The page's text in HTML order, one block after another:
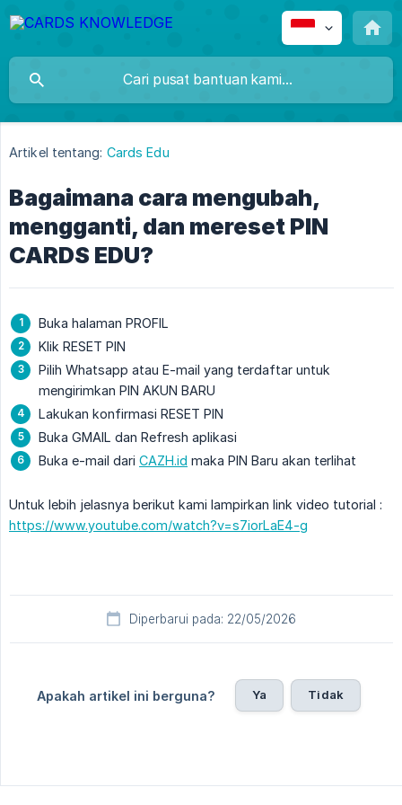
Artikel tentang: Cards Edu
Bagaimana cara mengubah,
mengganti, dan mereset PIN
CARDS EDU?
Buka halaman PROFIL
Klik RESET PIN
Pilih Whatsapp atau E-mail yang terdaftar untuk
mengirimkan PIN AKUN BARU
Lakukan konfirmasi RESET PIN
Buka GMAIL dan Refresh aplikasi
Buka e-mail dari CAZH.id maka PIN Baru akan terlihat
Untuk lebih jelasnya berikut kami lampirkan link video tutorial :
https://www.youtube.com/watch?v=s7iorLaE4-g
Diperbarui pada: 22/05/2026
Apakah artikel ini berguna? Ya Tidak